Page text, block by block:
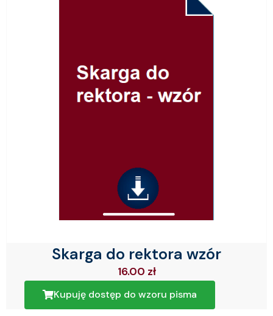
Skarga do rektora wzór
16.00 zł
Kupuję dostęp do wzoru pisma